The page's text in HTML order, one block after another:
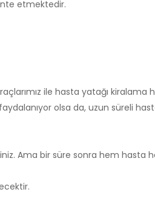
etmektedir.
ile hasta yatağı kiralama
olsa da, uzun süreli
Ama bir süre sonra hem hasta